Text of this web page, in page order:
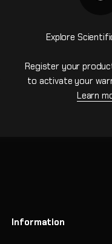
Explore
Register your
to activate your
Learn
Information